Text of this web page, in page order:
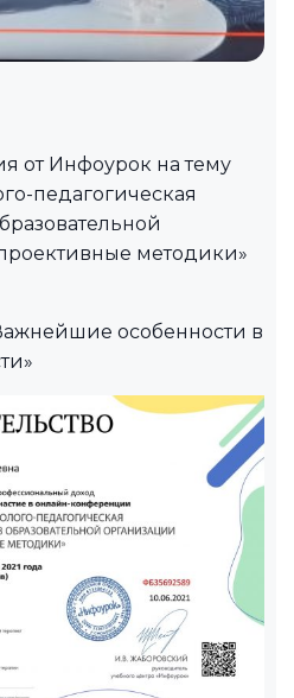
от Инфоурок на тему
педагогическая
методики»
особенности в